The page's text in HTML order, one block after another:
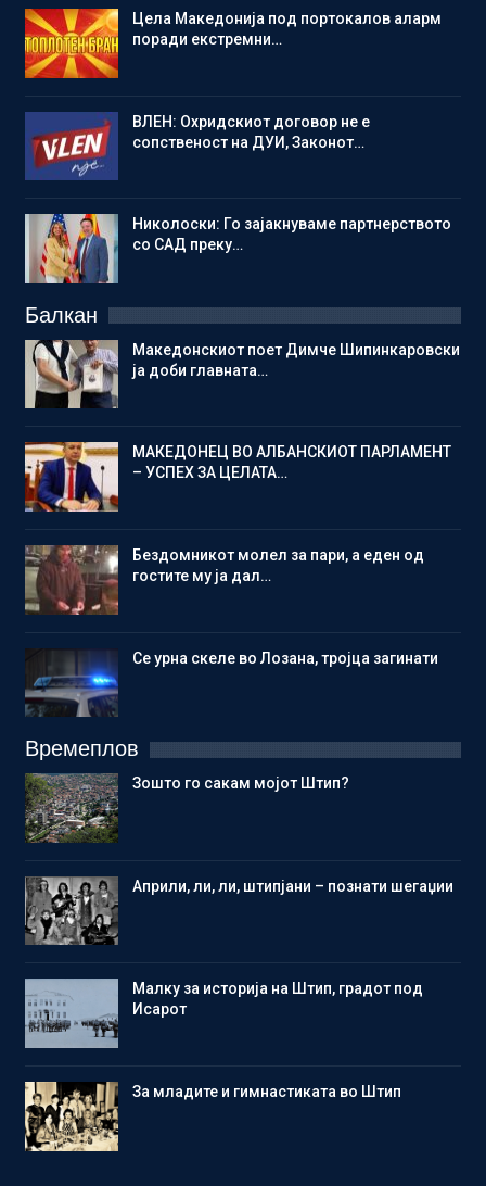
Цела Македонија под портокалов аларм
поради екстремни…
ВЛЕН: Охридскиот договор не е
сопственост на ДУИ, Законот…
Николоски: Го зајакнуваме партнерството
со САД преку…
Балкан
Македонскиот поет Димче Шипинкаровски
ја доби главната…
МАКЕДОНЕЦ ВО АЛБАНСКИОТ ПАРЛАМЕНТ
– УСПЕХ ЗА ЦЕЛАТА…
Бездомникот молел за пари, а еден од
гостите му ја дал…
Се урна скеле во Лозана, тројца загинати
Времеплов
Зошто го сакам мојот Штип?
Aприли, ли, ли, штипјани – познати шегаџии
Малку за историја на Штип, градот под
Исарот
Зa младите и гимнастиката во Штип